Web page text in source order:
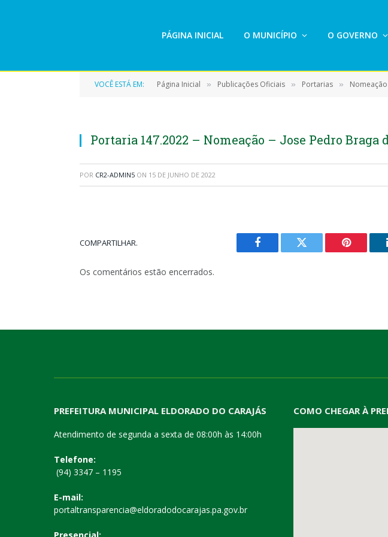
PÁGINA INICIAL O MUNICÍPIO O GOVERNO
VOCÊ ESTÁ EM: Página Inicial » Publicações Oficiais » Portarias » Nomeação
Portaria 147.2022 – Nomeação – Jose Pedro Braga
POR CR2-ADMIN5 ON 15 DE JUNHO DE 2022
COMPARTILHAR.
Facebook Twitter Pinterest
Os comentários estão encerrados.
PREFEITURA MUNICIPAL ELDORADO DO CARAJÁS
Atendimento de segunda a sexta de 08:00h às 14:00h
Telefone:
(94) 3347 – 1195
E-mail:
portaltransparencia@eldoradodocarajas.pa.gov.br
COMO CHEGAR À